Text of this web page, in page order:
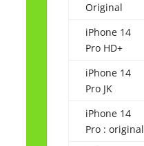
Original
iPhone 14
Pro HD+
iPhone 14
Pro JK
iPhone 14
Pro : original